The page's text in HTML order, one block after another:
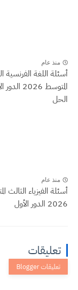
منذ عام
أسئلة اللغة الفرنسية
المتوسط
الحل
منذ عام
أسئلة الفيزياء الثالث
2026 الدور الأول
تعليقات